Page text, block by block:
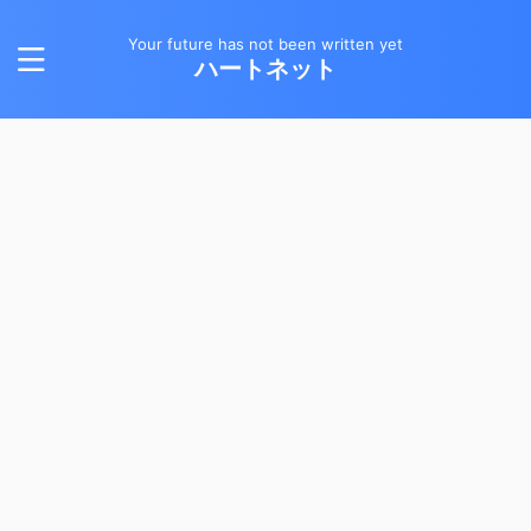
Your future has not been written yet
ハートネット